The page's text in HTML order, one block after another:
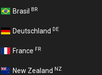
Brasil BR
Deutschland DE
France FR
New Zealand NZ